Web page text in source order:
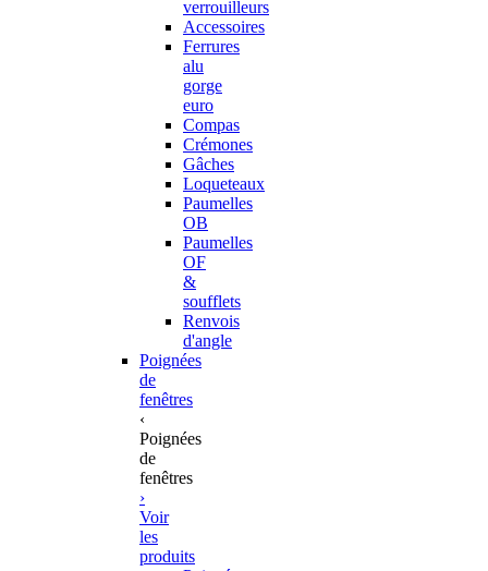
verrouilleurs
Accessoires
Ferrures
alu
gorge
euro
Compas
Crémones
Gâches
Loqueteaux
Paumelles
OB
Paumelles
OF
&
soufflets
Renvois
d'angle
Poignées
de
fenêtres
‹
Poignées
de
fenêtres
›
Voir
les
produits